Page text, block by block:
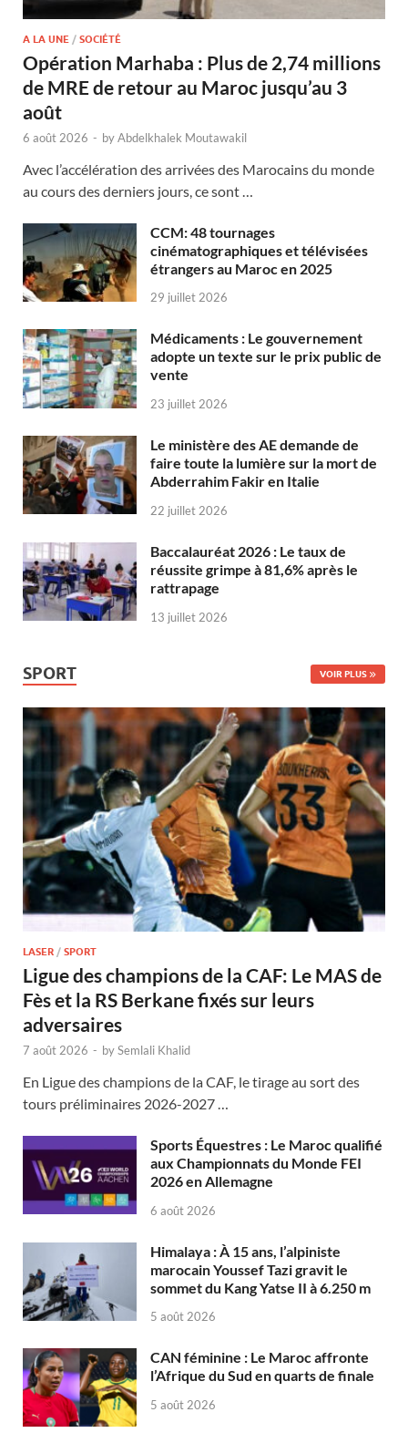
A LA UNE / SOCIÉTÉ
Opération Marhaba : Plus de 2,74 millions
de MRE de retour au Maroc jusqu’au 3
août
6 août 2026 - byAbdelkhalek Moutawakil
Avec l’accélération des arrivées des Marocains du monde
au cours des derniers jours, ce sont …
CCM: 48 tournages
cinématographiques et télévisées
étrangers au Maroc en 2025
29 juillet 2026
Médicaments : Le gouvernement
adopte un texte sur le prix public de
vente
23 juillet 2026
Le ministère des AE demande de
faire toute la lumière sur la mort de
Abderrahim Fakir en Italie
22 juillet 2026
Baccalauréat 2026 : Le taux de
réussite grimpe à 81,6% après le
rattrapage
13 juillet 2026
SPORT VOIR PLUS
LASER / SPORT
Ligue des champions de la CAF: Le MAS de
Fès et la RS Berkane fixés sur leurs
adversaires
7 août 2026 - bySemlali Khalid
En Ligue des champions de la CAF, le tirage au sort des
tours préliminaires 2026-2027 …
Sports Équestres : Le Maroc qualifié
aux Championnats du Monde FEI
2026 en Allemagne
6 août 2026
Himalaya : À 15 ans, l’alpiniste
marocain Youssef Tazi gravit le
sommet du Kang Yatse II à 6.250 m
5 août 2026
CAN féminine : Le Maroc affronte
l’Afrique du Sud en quarts de finale
5 août 2026